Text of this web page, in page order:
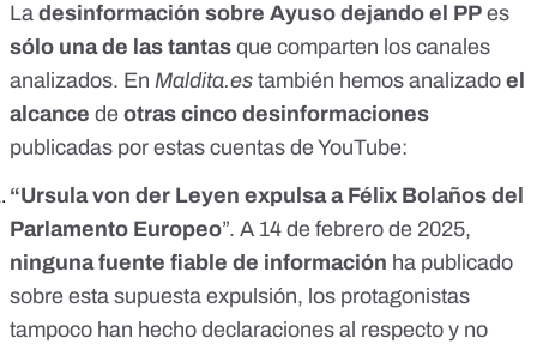
La desinformación sobre Ayuso dejando el PP es
sólo una de las tantas que comparten los canales
analizados. En Maldita.es también hemos analizado el
alcance de otras cinco desinformaciones
publicadas por estas cuentas de YouTube:
“Ursula von der Leyen expulsa a Félix Bolaños del
Parlamento Europeo”. A 14 de febrero de 2025,
ninguna fuente fiable de información ha publicado
sobre esta supuesta expulsión, los protagonistas
tampoco han hecho declaraciones al respecto y no